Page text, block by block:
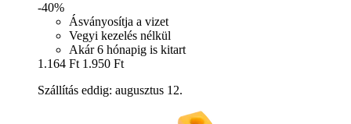
-40%
Ásványosítja a vizet
Vegyi kezelés nélkül
Akár 6 hónapig is kitart
1.164 Ft 1.950 Ft
Szállítás eddig: augusztus 12.